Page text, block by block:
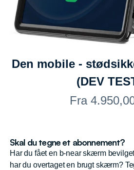
Den mobile -
(DEV
Salgspris
Fra
Skal du tegne et abonnement?
Har du fået en b-near skærm
har du overtaget en brugt skærm?